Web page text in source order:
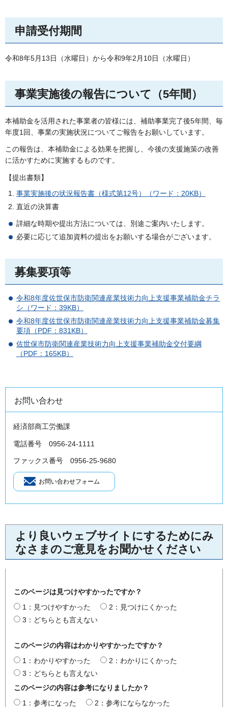
申請受付期間
令和8年5月13日（水曜日）から令和9年2月10日（水曜日）
事業実施後の報告について（5年間）
本補助金を活用された事業者の皆様には、補助事業完了後5年間、毎
年度1回、事業の実施状況についてご報告をお願いしています。
この報告は、本補助金による効果を把握し、今後の支援施策の改善
に活かすために実施するものです。
【提出書類】
事業実施後の状況報告書（様式第12号）（ワード：20KB）
直近の決算書
詳細な時期や提出方法については、別途ご案内いたします。
必要に応じて追加資料の提出をお願いする場合がございます。
募集要項等
令和8年度佐世保市防衛関連産業技術力向上支援事業補助金チラ
シ（ワード：39KB）
令和8年度佐世保市防衛関連産業技術力向上支援事業補助金募集
要項（PDF：831KB）
佐世保市防衛関連産業技術力向上支援事業補助金交付要綱
（PDF：165KB）
お問い合わせ
経済部商工労働課
電話番号 0956-24-1111
ファックス番号 0956-25-9680
より良いウェブサイトにするためにみ
なさまのご意見をお聞かせください
このページは見つけやすかったですか？
1：見つけやすかった
2：見つけにくかった
3：どちらとも言えない
このページの内容はわかりやすかったですか？
1：わかりやすかった
2：わかりにくかった
3：どちらとも言えない
このページの内容は参考になりましたか？
1：参考になった
2：参考にならなかった